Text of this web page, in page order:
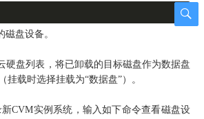
盘设备。
硬盘列表，将已卸载的目标磁盘作为数据盘
挂载时选择挂载为“数据盘”）。
CVM实例系统，输入如下命令查看磁盘设